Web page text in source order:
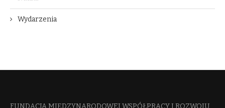
Wydarzenia
FUNDACJA MIĘDZYNARODOWEJ WSPÓŁPRACY I ROZWOJU​